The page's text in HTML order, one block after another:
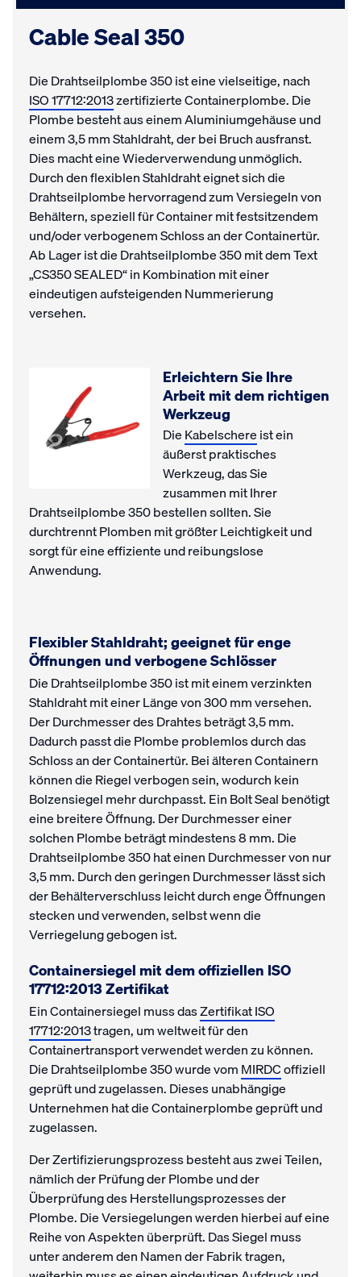
Cable Seal 350
Die Drahtseilplombe 350 ist eine vielseitige, nach
ISO 17712:2013zertifizierte Containerplombe. Die
Plombe besteht aus einem Aluminiumgehäuse und
einem 3,5 mm Stahldraht, der bei Bruch ausfranst.
Dies macht eine Wiederverwendung unmöglich.
Durch den flexiblen Stahldraht eignet sich die
Drahtseilplombe hervorragend zum Versiegeln von
Behältern, speziell für Container mit festsitzendem
und/oder verbogenem Schloss an der Containertür.
Ab Lager ist die Drahtseilplombe 350 mit dem Text
„CS350 SEALED“ in Kombination mit einer
eindeutigen aufsteigenden Nummerierung
versehen.
Erleichtern Sie Ihre
Arbeit mit dem richtigen
Werkzeug
DieKabelschereist ein
äußerst praktisches
Werkzeug, das Sie
zusammen mit Ihrer
Drahtseilplombe 350 bestellen sollten. Sie
durchtrennt Plomben mit größter Leichtigkeit und
sorgt für eine effiziente und reibungslose
Anwendung.
Flexibler Stahldraht; geeignet für enge
Öffnungen und verbogene Schlösser
Die Drahtseilplombe 350 ist mit einem verzinkten
Stahldraht mit einer Länge von 300 mm versehen.
Der Durchmesser des Drahtes beträgt 3,5 mm.
Dadurch passt die Plombe problemlos durch das
Schloss an der Containertür. Bei älteren Containern
können die Riegel verbogen sein, wodurch kein
Bolzensiegel mehr durchpasst. Ein Bolt Seal benötigt
eine breitere Öffnung. Der Durchmesser einer
solchen Plombe beträgt mindestens 8 mm. Die
Drahtseilplombe 350 hat einen Durchmesser von nur
3,5 mm. Durch den geringen Durchmesser lässt sich
der Behälterverschluss leicht durch enge Öffnungen
stecken und verwenden, selbst wenn die
Verriegelung gebogen ist.
Containersiegel mit dem offiziellen ISO
17712:2013 Zertifikat
Ein Containersiegel muss dasZertifikat ISO
17712:2013tragen, um weltweit für den
Containertransport verwendet werden zu können.
Die Drahtseilplombe 350 wurde vomMIRDCoffiziell
geprüft und zugelassen. Dieses unabhängige
Unternehmen hat die Containerplombe geprüft und
zugelassen.
Der Zertifizierungsprozess besteht aus zwei Teilen,
nämlich der Prüfung der Plombe und der
Überprüfung des Herstellungsprozesses der
Plombe. Die Versiegelungen werden hierbei auf eine
Reihe von Aspekten überprüft. Das Siegel muss
unter anderem den Namen der Fabrik tragen,